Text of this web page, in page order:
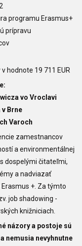
programu Erasmus+
prípravu
hodnote 19 711 EUR
vo Vroclavi
Brne
Varoch
zamestnancov
a environmentálnej
dospelými čitateľmi,
a nadviazať
+. Za týmto
job shadowing -
knižniciach.
názory a postoje sú
nemusia nevyhnutne